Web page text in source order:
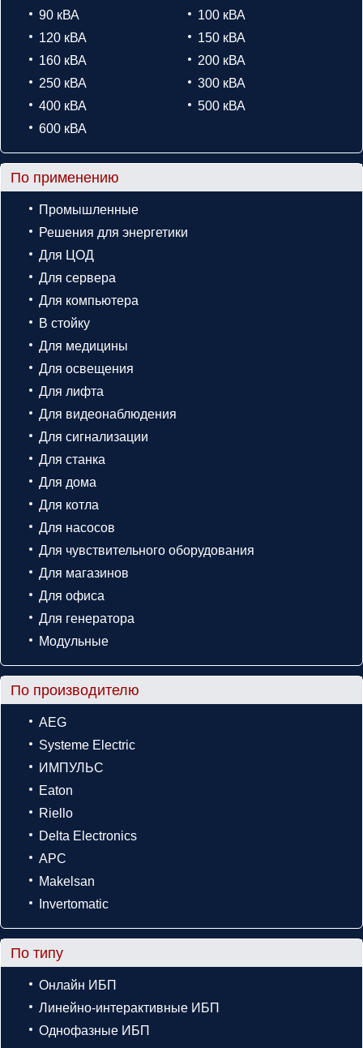
90 кВА
100 кВА
120 кВА
150 кВА
160 кВА
200 кВА
250 кВА
300 кВА
400 кВА
500 кВА
600 кВА
По применению
Промышленные
Решения для энергетики
Для ЦОД
Для сервера
Для компьютера
В стойку
Для медицины
Для освещения
Для лифта
Для видеонаблюдения
Для сигнализации
Для станка
Для дома
Для котла
Для насосов
Для чувствительного оборудования
Для магазинов
Для офиса
Для генератора
Модульные
По производителю
AEG
Systeme Electric
ИМПУЛЬС
Eaton
Riello
Delta Electronics
APC
Makelsan
Invertomatic
По типу
Онлайн ИБП
Линейно-интерактивные ИБП
Однофазные ИБП